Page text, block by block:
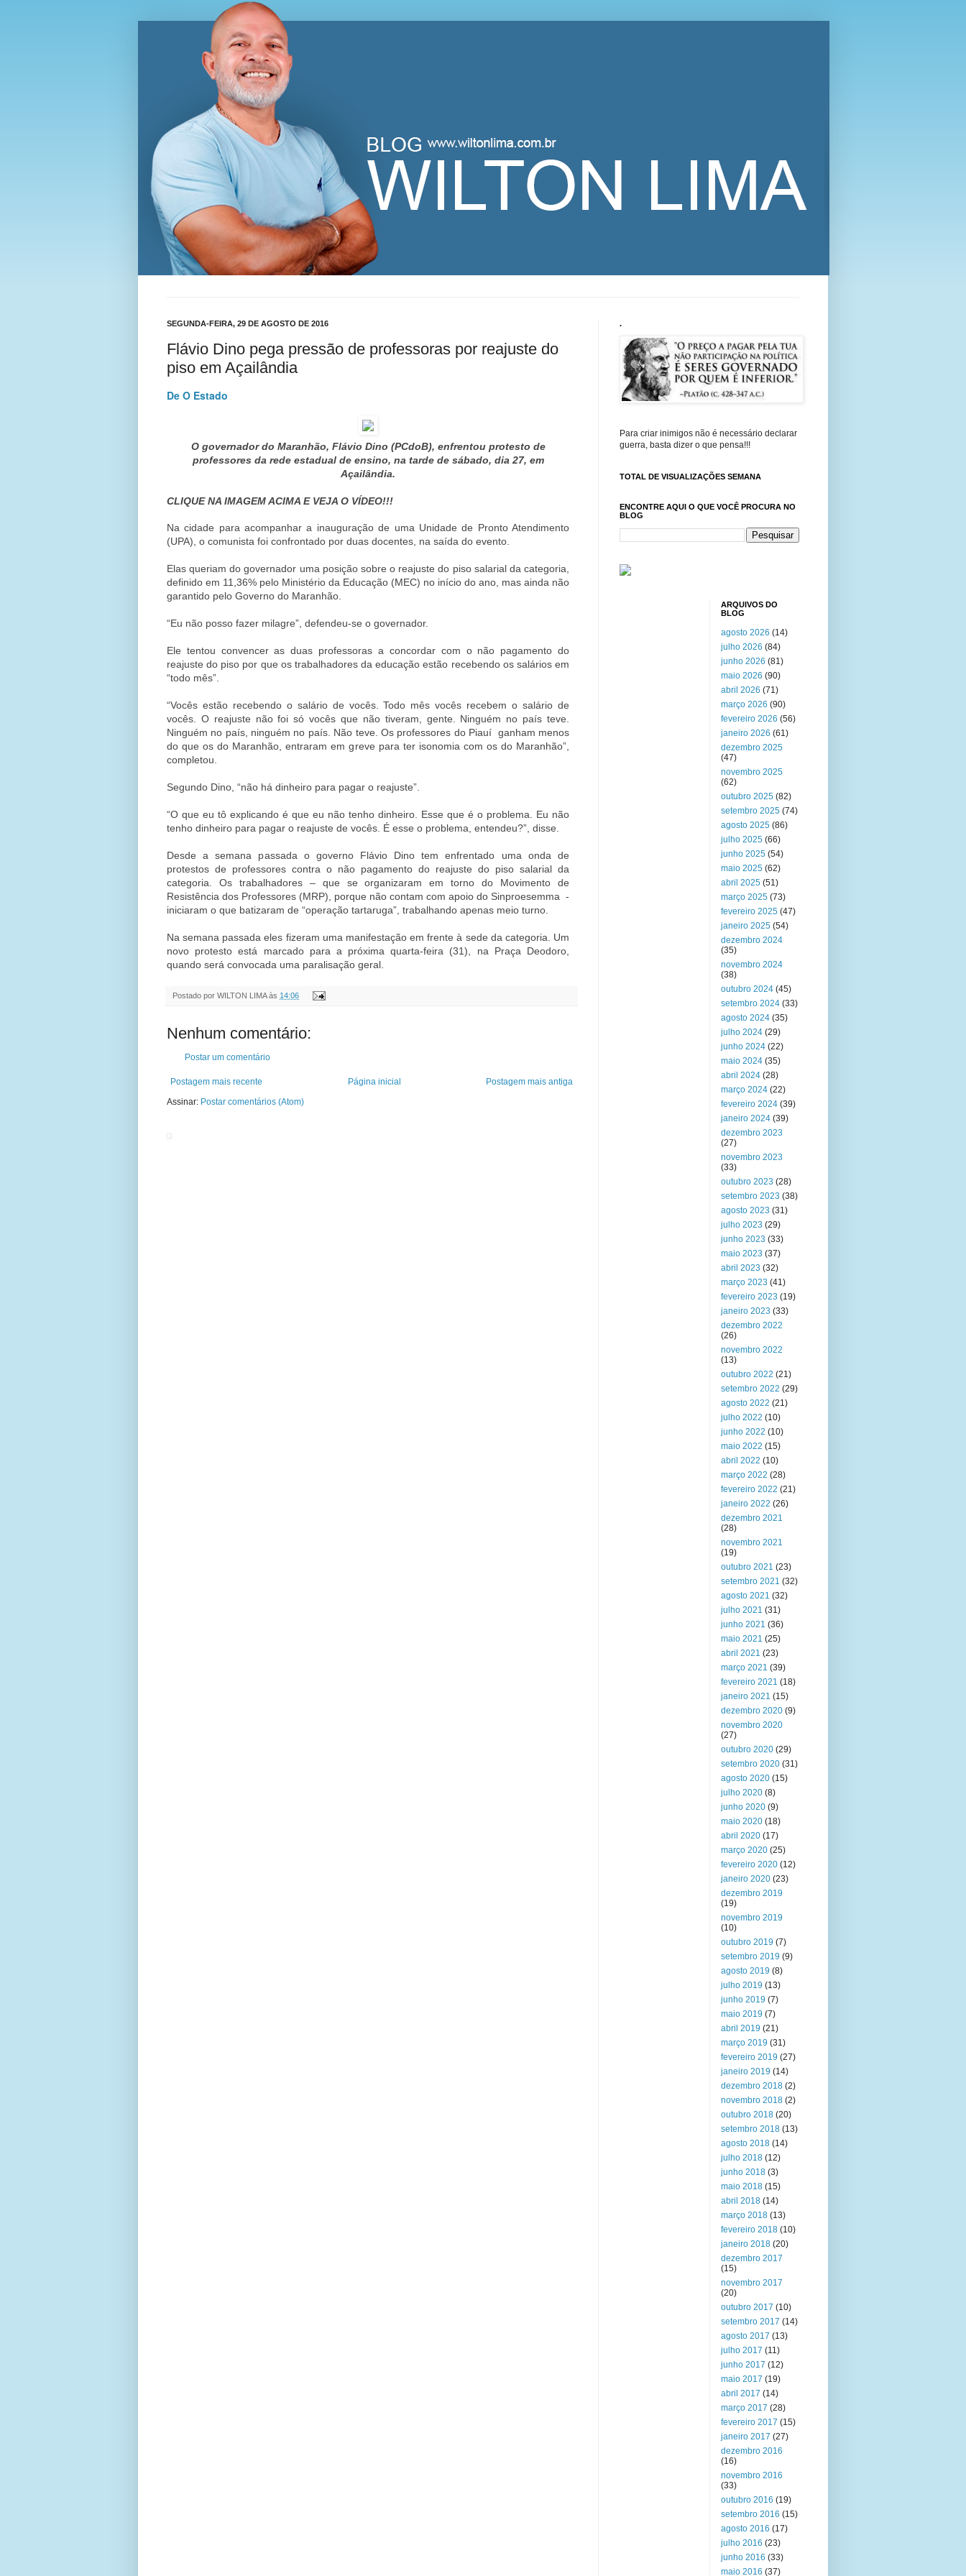
Blog Wilton Lima
SEGUNDA-FEIRA, 29 DE AGOSTO DE 2016
Flávio Dino pega pressão de professoras por reajuste do
piso em Açailândia
De O Estado
O governador do Maranhão, Flávio Dino (PCdoB), enfrentou protesto de
professores da rede estadual de ensino, na tarde de sábado, dia 27, em
Açailândia.
CLIQUE NA IMAGEM ACIMA E VEJA O VÍDEO!!!
Na cidade para acompanhar a inauguração de uma Unidade de Pronto Atendimento
(UPA), o comunista foi confrontado por duas docentes, na saída do evento.
Elas queriam do governador uma posição sobre o reajuste do piso salarial da categoria,
definido em 11,36% pelo Ministério da Educação (MEC) no início do ano, mas ainda não
garantido pelo Governo do Maranhão.
“Eu não posso fazer milagre”, defendeu-se o governador.
Ele tentou convencer as duas professoras a concordar com o não pagamento do
reajuste do piso por que os trabalhadores da educação estão recebendo os salários em
“todo mês”.
“Vocês estão recebendo o salário de vocês. Todo mês vocês recebem o salário de
vocês. O reajuste não foi só vocês que não tiveram, gente. Ninguém no país teve.
Ninguém no país, ninguém no país. Não teve. Os professores do Piauí ganham menos
do que os do Maranhão, entraram em greve para ter isonomia com os do Maranhão”,
completou.
Segundo Dino, “não há dinheiro para pagar o reajuste”.
“O que eu tô explicando é que eu não tenho dinheiro. Esse que é o problema. Eu não
tenho dinheiro para pagar o reajuste de vocês. É esse o problema, entendeu?”, disse.
Desde a semana passada o governo Flávio Dino tem enfrentado uma onda de
protestos de professores contra o não pagamento do reajuste do piso salarial da
categoria. Os trabalhadores – que se organizaram em torno do Movimento de
Resistência dos Professores (MRP), porque não contam com apoio do Sinproesemma -
iniciaram o que batizaram de “operação tartaruga”, trabalhando apenas meio turno.
Na semana passada eles fizeram uma manifestação em frente à sede da categoria. Um
novo protesto está marcado para a próxima quarta-feira (31), na Praça Deodoro,
quando será convocada uma paralisação geral.
Postado por WILTON LIMA às 14:06
Nenhum comentário:
Postar um comentário
Postagem mais recente Postagem mais antiga
Página inicial
Assinar: Postar comentários (Atom)
.
Para criar inimigos não é necessário declarar
guerra, basta dizer o que pensa!!!
TOTAL DE VISUALIZAÇÕES SEMANA
ENCONTRE AQUI O QUE VOCÊ PROCURA NO
BLOG
ARQUIVOS DO
BLOG
agosto 2026 (14)
julho 2026 (84)
junho 2026 (81)
maio 2026 (90)
abril 2026 (71)
março 2026 (90)
fevereiro 2026 (56)
janeiro 2026 (61)
dezembro 2025
(47)
novembro 2025
(62)
outubro 2025 (82)
setembro 2025 (74)
agosto 2025 (86)
julho 2025 (66)
junho 2025 (54)
maio 2025 (62)
abril 2025 (51)
março 2025 (73)
fevereiro 2025 (47)
janeiro 2025 (54)
dezembro 2024
(35)
novembro 2024
(38)
outubro 2024 (45)
setembro 2024 (33)
agosto 2024 (35)
julho 2024 (29)
junho 2024 (22)
maio 2024 (35)
abril 2024 (28)
março 2024 (22)
fevereiro 2024 (39)
janeiro 2024 (39)
dezembro 2023
(27)
novembro 2023
(33)
outubro 2023 (28)
setembro 2023 (38)
agosto 2023 (31)
julho 2023 (29)
junho 2023 (33)
maio 2023 (37)
abril 2023 (32)
março 2023 (41)
fevereiro 2023 (19)
janeiro 2023 (33)
dezembro 2022
(26)
novembro 2022
(13)
outubro 2022 (21)
setembro 2022 (29)
agosto 2022 (21)
julho 2022 (10)
junho 2022 (10)
maio 2022 (15)
abril 2022 (10)
março 2022 (28)
fevereiro 2022 (21)
janeiro 2022 (26)
dezembro 2021
(28)
novembro 2021
(19)
outubro 2021 (23)
setembro 2021 (32)
agosto 2021 (32)
julho 2021 (31)
junho 2021 (36)
maio 2021 (25)
abril 2021 (23)
março 2021 (39)
fevereiro 2021 (18)
janeiro 2021 (15)
dezembro 2020 (9)
novembro 2020
(27)
outubro 2020 (29)
setembro 2020 (31)
agosto 2020 (15)
julho 2020 (8)
junho 2020 (9)
maio 2020 (18)
abril 2020 (17)
março 2020 (25)
fevereiro 2020 (12)
janeiro 2020 (23)
dezembro 2019
(19)
novembro 2019
(10)
outubro 2019 (7)
setembro 2019 (9)
agosto 2019 (8)
julho 2019 (13)
junho 2019 (7)
maio 2019 (7)
abril 2019 (21)
março 2019 (31)
fevereiro 2019 (27)
janeiro 2019 (14)
dezembro 2018 (2)
novembro 2018 (2)
outubro 2018 (20)
setembro 2018 (13)
agosto 2018 (14)
julho 2018 (12)
junho 2018 (3)
maio 2018 (15)
abril 2018 (14)
março 2018 (13)
fevereiro 2018 (10)
janeiro 2018 (20)
dezembro 2017
(15)
novembro 2017
(20)
outubro 2017 (10)
setembro 2017 (14)
agosto 2017 (13)
julho 2017 (11)
junho 2017 (12)
maio 2017 (19)
abril 2017 (14)
março 2017 (28)
fevereiro 2017 (15)
janeiro 2017 (27)
dezembro 2016
(16)
novembro 2016
(33)
outubro 2016 (19)
setembro 2016 (15)
agosto 2016 (17)
julho 2016 (23)
junho 2016 (33)
maio 2016 (37)